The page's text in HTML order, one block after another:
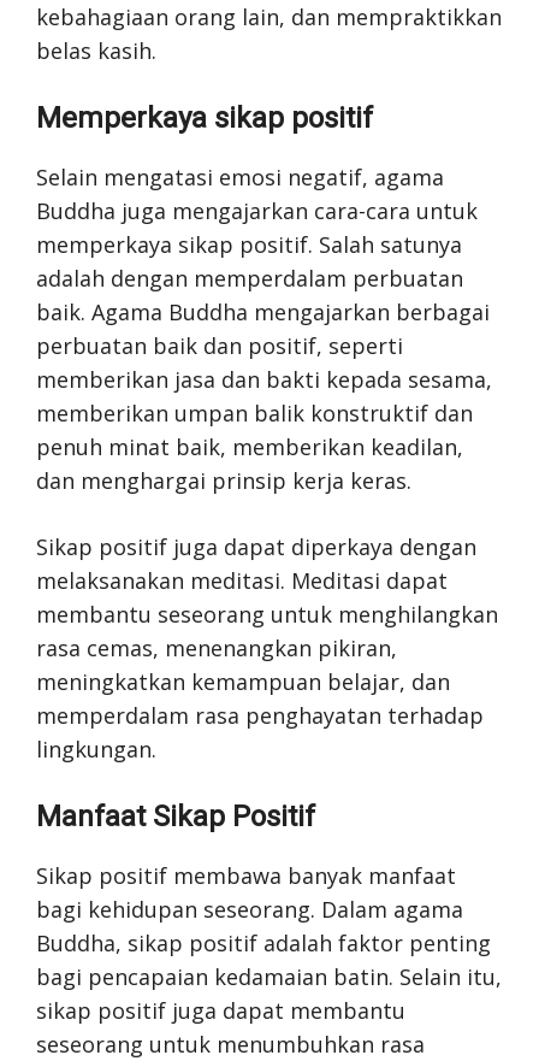
kebahagiaan orang lain, dan mempraktikkan
belas kasih.
Memperkaya sikap positif
Selain mengatasi emosi negatif, agama
Buddha juga mengajarkan cara-cara untuk
memperkaya sikap positif. Salah satunya
adalah dengan memperdalam perbuatan
baik. Agama Buddha mengajarkan berbagai
perbuatan baik dan positif, seperti
memberikan jasa dan bakti kepada sesama,
memberikan umpan balik konstruktif dan
penuh minat baik, memberikan keadilan,
dan menghargai prinsip kerja keras.
Sikap positif juga dapat diperkaya dengan
melaksanakan meditasi. Meditasi dapat
membantu seseorang untuk menghilangkan
rasa cemas, menenangkan pikiran,
meningkatkan kemampuan belajar, dan
memperdalam rasa penghayatan terhadap
lingkungan.
Manfaat Sikap Positif
Sikap positif membawa banyak manfaat
bagi kehidupan seseorang. Dalam agama
Buddha, sikap positif adalah faktor penting
bagi pencapaian kedamaian batin. Selain itu,
sikap positif juga dapat membantu
seseorang untuk menumbuhkan rasa